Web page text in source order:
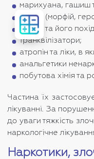
марихуана, гашиш
опіати (морфій,
кокаїн та його
транквілізатори;
атропін та ліки, в
анальгетики
побутова хімія та
Частина їх
лікуванні. За
до уваги тяжкість
наркологічне
Наркотики,
Розрахувати
вартість
лікування